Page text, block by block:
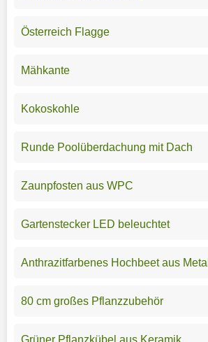
Österreich Flagge
Mähkante
Kokoskohle
Runde Poolüberdachung mit Dach
Zaunpfosten aus WPC
Gartenstecker LED beleuchtet
Anthrazitfarbenes Hochbeet aus Metall
80 cm großes Pflanzzubehör
Grüner Pflanzkübel aus Keramik